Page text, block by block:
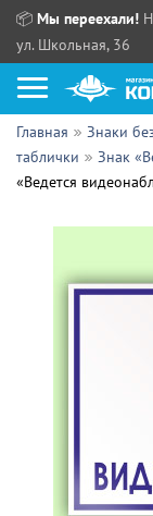
📦 Мы переехали!
ул. Школьная, 36
Как купить?
Прайс-листы
Партнерам
ПТ:
Выдача
Главная Знаки
таблички
Знак
«Ведется